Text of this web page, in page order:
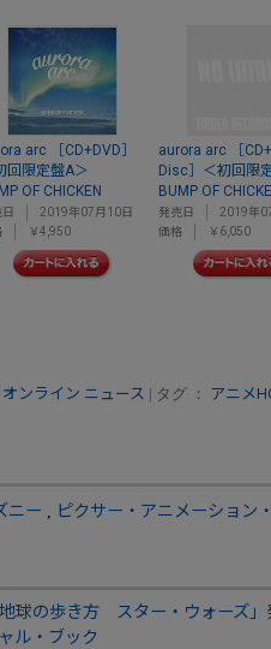
arc ［CD+DVD］
回限定盤A＞
OF CHICKEN
2019年07月10日
￥4,950
aurora arc ［
Disc］＜初回限
BUMP OF
発売日
2019年
価格
￥6,050
ンライン ニュース | タグ ： アニメ
ニー ピクサー・アニメーション
球の歩き方 スター・ウォーズ
ル・ブック